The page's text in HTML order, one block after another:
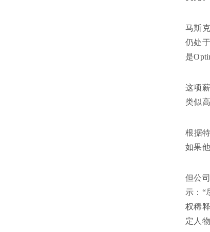
马斯
仍处
是
这项
类似
根据
如果
但公
示：“
权稀
定人物